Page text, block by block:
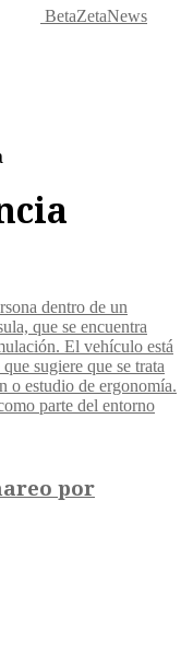
BetaZetaNews
por